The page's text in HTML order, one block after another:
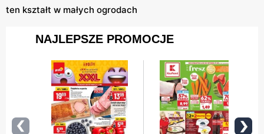
ten kształt w małych ogrodach